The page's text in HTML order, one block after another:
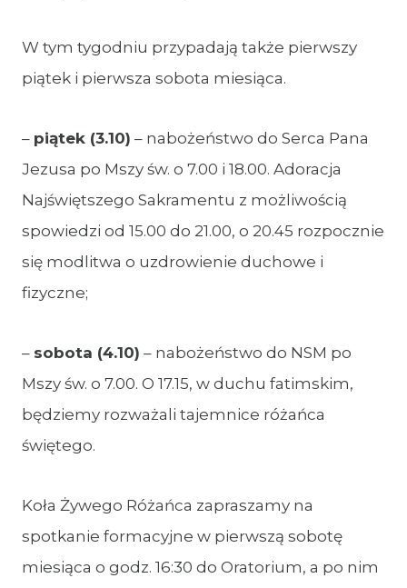
W tym tygodniu przypadają także pierwszy
piątek i pierwsza sobota miesiąca.
– piątek (3.10) – nabożeństwo do Serca Pana
Jezusa po Mszy św. o 7.00 i 18.00. Adoracja
Najświętszego Sakramentu z możliwością
spowiedzi od 15.00 do 21.00, o 20.45 rozpocznie
się modlitwa o uzdrowienie duchowe i
fizyczne;
– sobota (4.10) – nabożeństwo do NSM po
Mszy św. o 7.00. O 17.15, w duchu fatimskim,
będziemy rozważali tajemnice różańca
świętego.
Koła Żywego Różańca zapraszamy na
spotkanie formacyjne w pierwszą sobotę
miesiąca o godz. 16:30 do Oratorium, a po nim